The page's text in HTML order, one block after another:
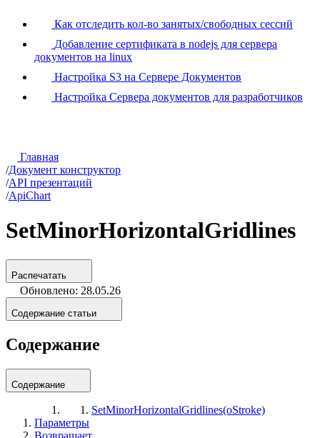
Как отследить кол-во занятых/свободных сессий
Добавление сертификата в nodejs для сервера
документов на linux
Настройка S3 на Сервере Документов
Настройка Сервера документов для разработчиков
Главная
/Документ конструктор
/API презентаций
/ApiChart
SetMinorHorizontalGridlines
Распечатать
Обновлено: 28.05.26
Содержание статьи
Содержание
Содержание
SetMinorHorizontalGridlines(oStroke)
Параметры
Возвращает